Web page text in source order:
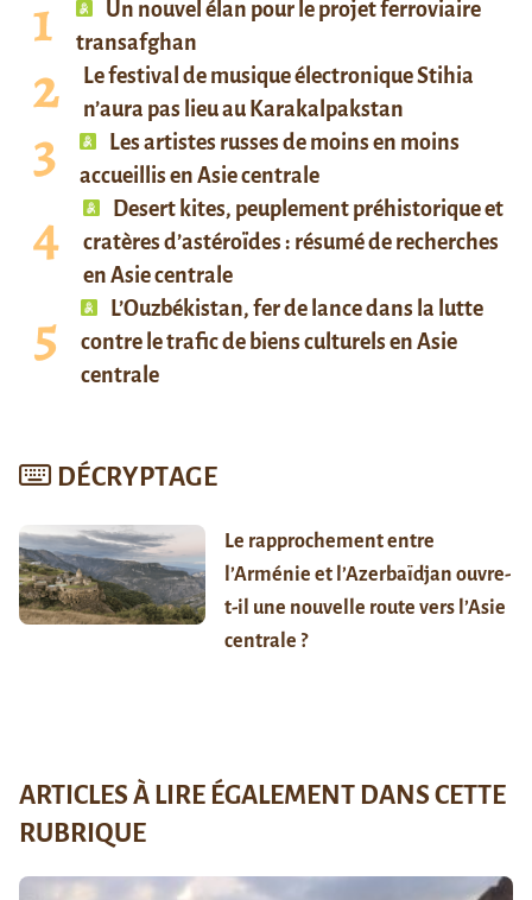
Un nouvel élan pour le projet ferroviaire
transafghan
Le festival de musique électronique Stihia
n’aura pas lieu au Karakalpakstan
Les artistes russes de moins en moins
accueillis en Asie centrale
Desert kites, peuplement préhistorique et
cratères d’astéroïdes : résumé de recherches
en Asie centrale
L’Ouzbékistan, fer de lance dans la lutte
contre le trafic de biens culturels en Asie
centrale
DÉCRYPTAGE
Le rapprochement entre
l’Arménie et l’Azerbaïdjan ouvre-
t-il une nouvelle route vers l’Asie
centrale ?
ARTICLES À LIRE ÉGALEMENT DANS CETTE
RUBRIQUE